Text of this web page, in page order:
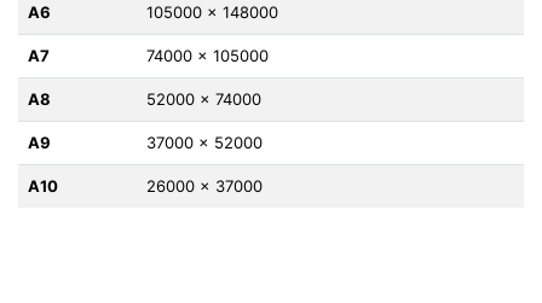
A6 105000 x 148000
A7 74000 x 105000
A8 52000 x 74000
A9 37000 x 52000
A10 26000 x 37000